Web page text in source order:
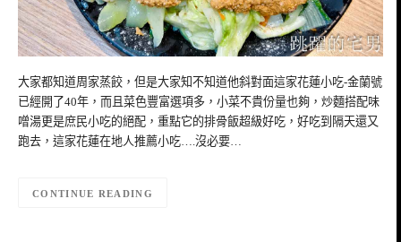
大家都知道周家蒸餃，但是大家知不知道他斜對面這家花蓮小吃-金蘭號
已經開了40年，而且菜色豐富選項多，小菜不貴份量也夠，炒麵搭配味
噌湯更是庶民小吃的絕配，重點它的排骨飯超級好吃，好吃到隔天還又
跑去，這家花蓮在地人推薦小吃….沒必要…
CONTINUE READING